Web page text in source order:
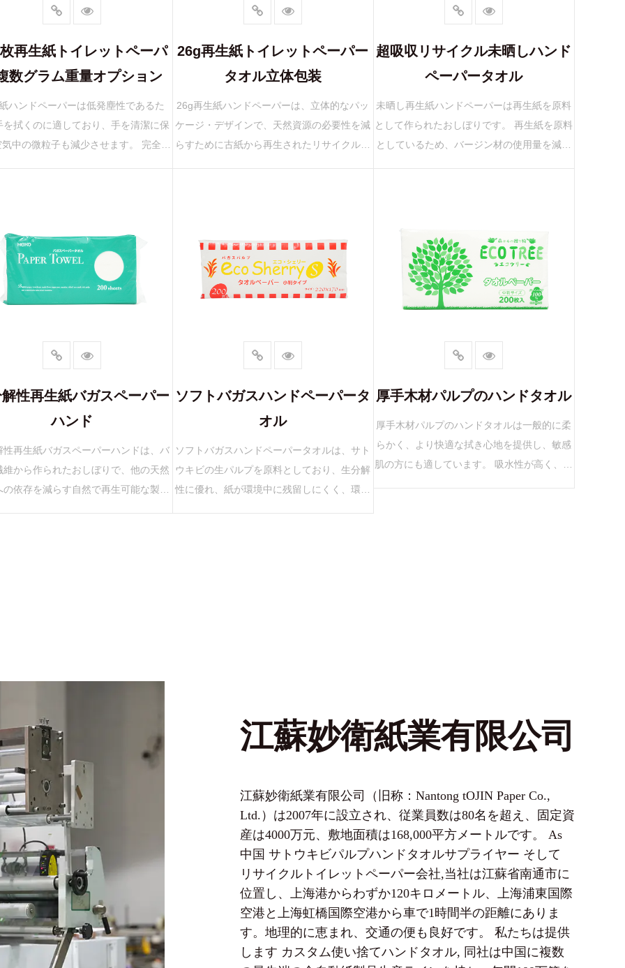
再生紙トイレットペーパ
数グラム重量オプション
ハンドペーパーは低発塵性であるた
を拭くのに適しており、手を清潔に保
中の微粒子も減少させます。 完全に
26g再生紙トイレットペーパー
タオル立体包装
26g再生紙ハンドペーパーは、立体的なパッ
ケージ・デザインで、天然資源の必要性を減
らすために古紙から再生されたリサイクル素
超吸収リサイクル未晒しハンド
ペーパータオル
未晒し再生紙ハンドペーパーは再生紙を原料
として作られたおしぼりです。 再生紙を原料
としているため、バージン材の使用量を減ら
性再生紙バガスペーパー
ハンド
性再生紙バガスペーパーハンドは、バ
維から作られたおしぼりで、他の天然
の依存を減らす自然で再生可能な製品
ソフトバガスハンドペーパータ
オル
ソフトバガスハンドペーパータオルは、サト
ウキビの生パルプを原料としており、生分解
性に優れ、紙が環境中に残留しにくく、環境
厚手木材パルプのハンドタオル
厚手木材パルプのハンドタオルは一般的に柔
らかく、より快適な拭き心地を提供し、敏感
肌の方にも適しています。 吸水性が高く、水
江蘇妙衛紙業有限公司
江蘇妙衛紙業有限公司（旧称：Nantong tOJIN Paper Co.,
Ltd.）は2007年に設立され、従業員数は80名を超え、固定資
産は4000万元、敷地面積は168,000平方メートルです。 As
中国 サトウキビパルプハンドタオルサプライヤー そして
リサイクルトイレットペーパー会社 ,当社は江蘇省南通市に
位置し、上海港からわずか120キロメートル、上海浦東国際
空港と上海虹橋国際空港から車で1時間半の距離にありま
す。地理的に恵まれ、交通の便も良好です。 私たちは提供
します カスタム使い捨てハンドタオル , 同社は中国に複数